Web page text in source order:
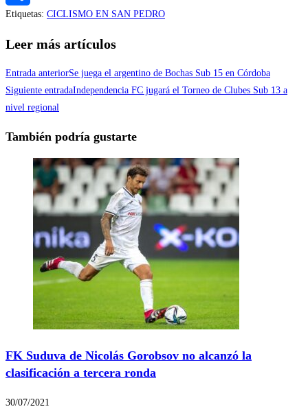
Compartir
Etiquetas: CICLISMO EN SAN PEDRO
Leer más artículos
Entrada anteriorSe juega el argentino de Bochas Sub 15 en Córdoba
Siguiente entradaIndependencia FC jugará el Torneo de Clubes Sub 13 a
nivel regional
También podría gustarte
FK Suduva de Nicolás Gorobsov no alcanzó la
clasificación a tercera ronda
30/07/2021